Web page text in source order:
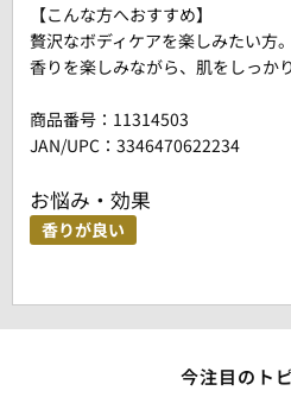
【こんな方へおすすめ】
贅沢なボディケアを楽しみたい方。
香りを楽しみながら、肌をしっか
商品番号： 11314503
JAN/UPC：3346470622234
お悩み・効果
香りが良い
今注目のト